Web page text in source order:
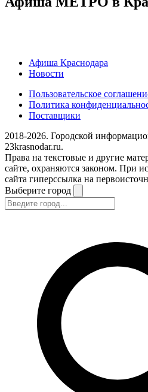
Афиша Краснодара
Новости
Пользовательское
Политика
Поставщики
2018-2026. Городской
23krasnodar.ru.
Права на текстовые и другие
сайте, охраняются законом. При
сайта гиперссылка на
Выберите город